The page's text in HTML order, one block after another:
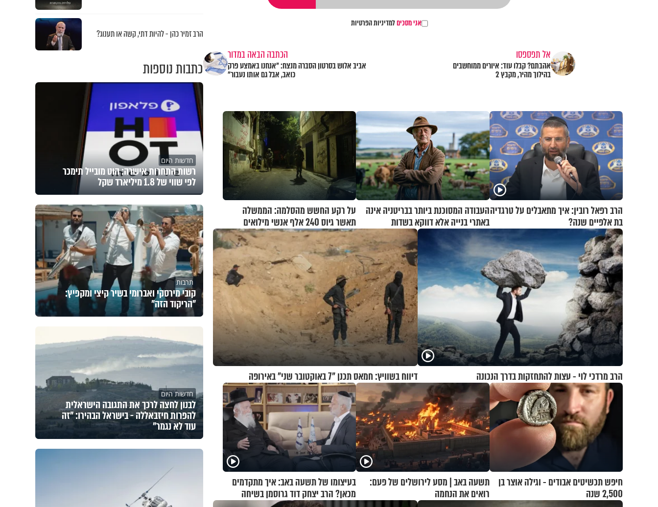
אני מסכיםלמדיניות הפרטיות
אל תפספסו
אהבתם? קבלו עוד: איורים ממוחשבים
בהילוך מהיר, מקבץ 2
הכתבה הבאה במדור
אביב אלוש בסרטון הסברה מנצח: "אנחנו באמצע פרק
כואב, אבל גם אותו נעבור"
הרב רפאל רובין: איך מתאבלים על טרגדיה
בת אלפיים שנה?
העבודה המסוכנת ביותר בבריטניה אינה
באתרי בנייה אלא דווקא בשדות
על רקע החשש מהסלמה: הממשלה
תאשר גיוס 240 אלף אנשי מילואים
הרב מרדכי לוי - עצות להתחזקות בדרך הנכונה דיווח בשוויץ: חמאס תכנן "7 באוקטובר שני" באירופה
חיפש תכשיטים אבודים - וגילה אוצר בן
2,500 שנה
תשעה באב | מסע לירושלים של פעם:
רואים את הנחמה
בעיצומו של תשעה באב: איך מתקדמים
מכאן? הרב יצחק דוד גרוסמן בשיחה
הרב זמיר כהן - להיות דתי, קשה או תענוג?
כתבות נוספות
חדשות היום
רשות התחרות אישרה: הוט מובייל תימכר
לפי שווי של 1.8 מיליארד שקל
תרבות
קובי מירסקי ואברומי בשיר קיצי ומקפיץ:
"הריקוד הזה"
חדשות היום
לבנון לחצה לרכך את התגובה הישראלית
להפרות חיזבאללה - בישראל הבהירו: "זה
עוד לא נגמר"